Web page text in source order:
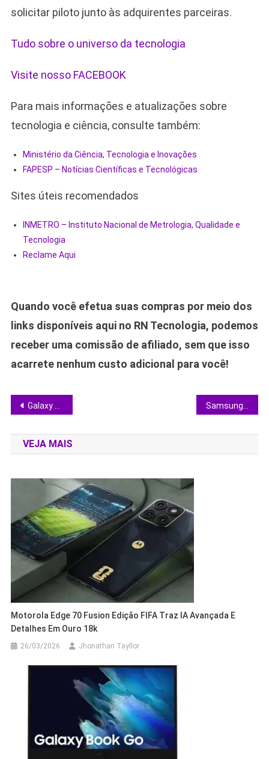
solicitar piloto junto às adquirentes parceiras.
Tudo sobre o universo da tecnologia
Visite nosso FACEBOOK
Para mais informações e atualizações sobre
tecnologia e ciência, consulte também:
Ministério da Ciência, Tecnologia e Inovações
FAPESP – Notícias Científicas e Tecnológicas
Sites úteis recomendados
INMETRO – Instituto Nacional de Metrologia, Qualidade e
Tecnologia
Reclame Aqui
Quando você efetua suas compras por meio dos
links disponíveis aqui no RN Tecnologia, podemos
receber uma comissão de afiliado, sem que isso
acarrete nenhum custo adicional para você!
Navegação
de
Post
Galaxy S26 Ultra recebe atualização que corrige zoom borrado e reforça confiança no topo de linha
VEJA MAIS
Motorola Edge 70 Fusion Edição FIFA Traz IA Avançada E
Detalhes Em Ouro 18k
26/03/2026 Jhonathan Tayllor